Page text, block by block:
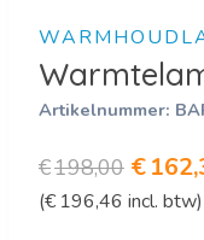
Artikelnummer:
€198,00
prijs
€
(€ 196,46 incl. btw)